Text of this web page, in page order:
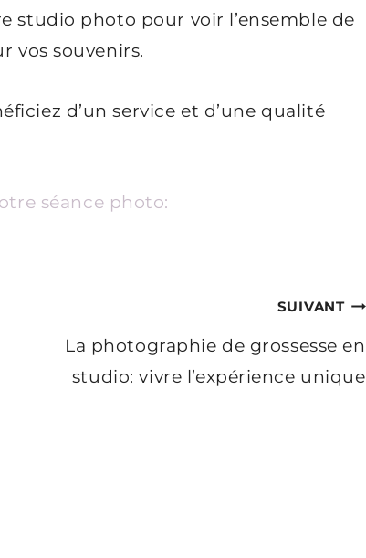
studio photo pour voir l’ensemble de
vos souvenirs.
d’un service et d’une qualité
séance photo:
SUIVANT
La photographie de grossesse en
studio: vivre l’expérience unique